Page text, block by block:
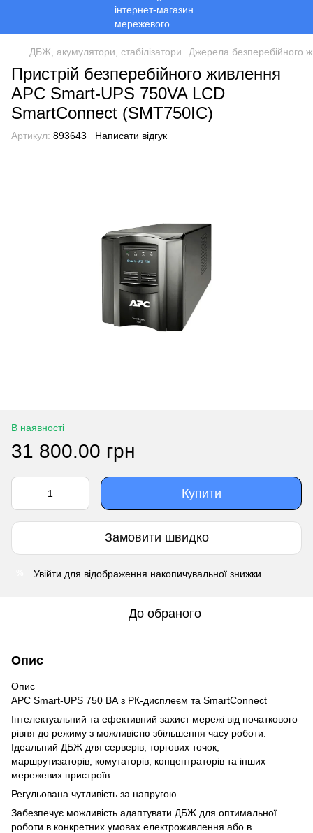
ДБЖ, акумулятори, стабілізатори Джерела безперебійного
Пристрій безперебійного живлення
APC Smart-UPS 750VA LCD
SmartConnect (SMT750IC)
Артикул: 893643 Написати відгук
В наявності
31 800.00 грн
Купити
Замовити швидко
Увійти для відображення накопичувальної знижки
До обраного
Опис
Опис
APC Smart-UPS 750 ВА з РК-дисплеєм та SmartConnect
Інтелектуальний та ефективний захист мережі від початкового
рівня до режиму з можливістю збільшення часу роботи.
Ідеальний ДБЖ для серверів, торгових точок,
маршрутизаторів, комутаторів, концентраторів та інших
мережевих пристроїв.
Регульована чутливість за напругою
Забезпечує можливість адаптувати ДБЖ для оптимальної
роботи в конкретних умовах електроживлення або в